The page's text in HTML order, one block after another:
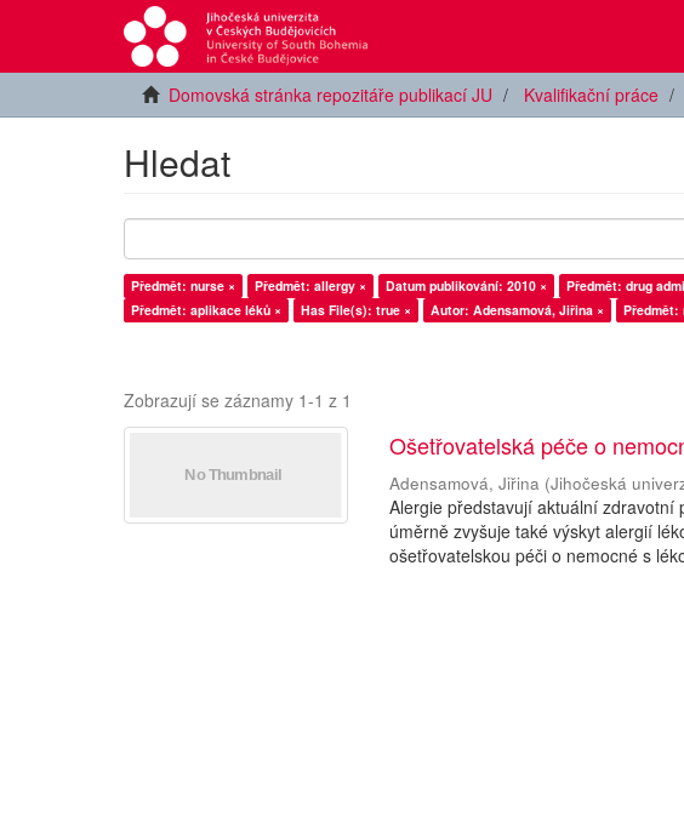
Domovská stránka repozitáře publikací JU Kvalifikační práce
Hledat
Předmět: nurse × Předmět: allergy × Datum publikování: 2010 × Předmět: drug
Předmět: aplikace léků ×
Has File(s): true × Autor: Adensamová, Jiřina × Předmět:
Zobrazují se záznamy 1-1 z 1
Ošetřovatelská péče o
Adensamová, Jiřina (Jihočeská
Alergie představují aktuální
úměrně zvyšuje také výskyt alergií
ošetřovatelskou péči o nemocné s